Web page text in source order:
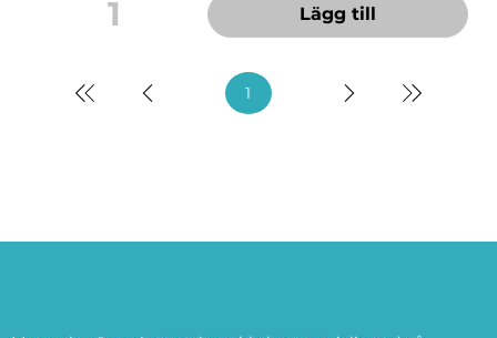
1 Lägg till
1Sida